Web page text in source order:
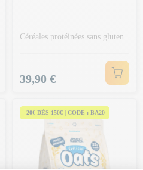
Céréales protéinées sans gluten
Prix
39,90 €
-20€ DÈS 150€ | CODE : BA20